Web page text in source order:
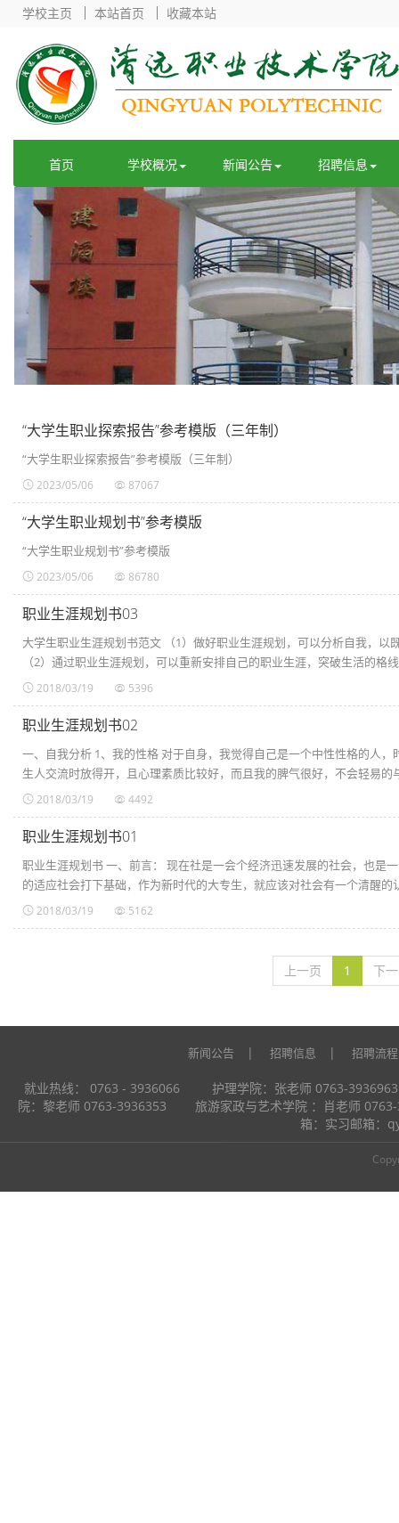
学校主页 本站首页 收藏本站
首页 学校概况 新闻公告 招聘信息
“大学生职业探索报告”参考模版（三年制）
“大学生职业探索报告”参考模版（三年制）
2023/05/06 87067
“大学生职业规划书”参考模版
“大学生职业规划书”参考模版
2023/05/06 86780
职业生涯规划书03
大学生职业生涯规划书范文 （1）做好职业生涯规划，可以分析自我，
（2）通过职业生涯规划，可以重新安排自己的职业生涯，突破生活的格
2018/03/19 5396
职业生涯规划书02
一、自我分析 1、我的性格 对于自身，我觉得自己是一个中性性格的人
生人交流时放得开，且心理素质比较好，而且我的脾气很好，不会轻易的
2018/03/19 4492
职业生涯规划书01
职业生涯规划书 一、前言： 现在社是一会个经济迅速发展的社会，也是
的适应社会打下基础，作为新时代的大专生，就应该对社会有一个清醒的
2018/03/19 5162
上一页 1 下
新闻公告 | 招聘信息 | 招聘流程
就业热线： 0763 - 3936066 护理学院：张老师 0763-
院：黎老师 0763-3936353 旅游家政与艺术学院 ：肖老师
箱：实习邮箱